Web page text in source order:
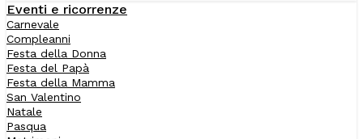
Eventi e ricorrenze
Carnevale
Compleanni
Festa della Donna
Festa del Papà
Festa della Mamma
San Valentino
Natale
Pasqua